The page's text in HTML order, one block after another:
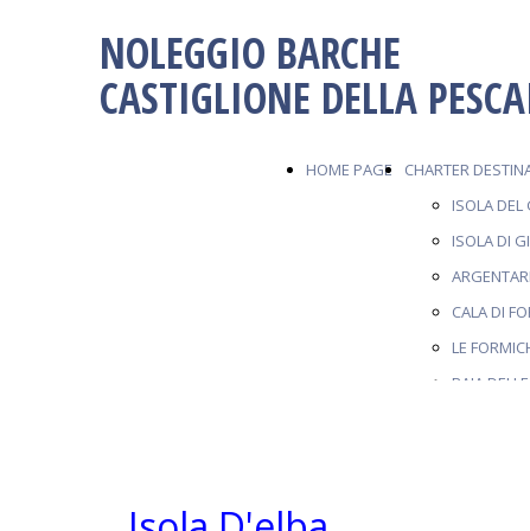
NOLEGGIO BARCHE
CASTIGLIONE DELLA
HOME PAGE
CHARTER
ISOLA DEL
ISOLA DI
CALA DI
LE
BAIA